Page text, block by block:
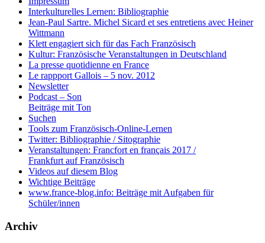
Interkulturelles Lernen: Bibliographie
Jean-Paul Sartre. Michel Sicard et ses entretiens avec Heiner
Wittmann
Klett engagiert sich für das Fach Französisch
Kultur: Französische Veranstaltungen in Deutschland
La presse quotidienne en France
Le rappport Gallois – 5 nov. 2012
Newsletter
Podcast – Son
Beiträge mit Ton
Suchen
Tools zum Französisch-Online-Lernen
Twitter: Bibliographie / Sitographie
Veranstaltungen: Francfort en français 2017 /
Frankfurt auf Französisch
Videos auf diesem Blog
Wichtige Beiträge
www.france-blog.info: Beiträge mit Aufgaben für
Schüler/innen
Archiv